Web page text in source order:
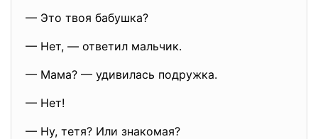
— Это твоя бабушка?
— Нет, — ответил мальчик.
— Мама? — удивилась подружка.
— Нет!
— Ну, тетя? Или знакомая?